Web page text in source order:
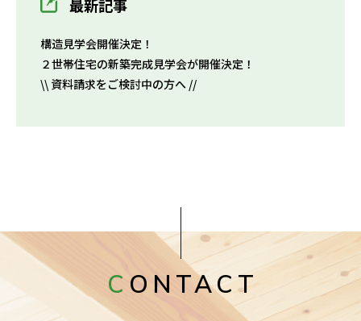
最新記事
構造見学会開催決定！
２世帯住宅の新築完成見学会が開催決定！
\\ 資料請求をご検討中の方へ //
CONTACT